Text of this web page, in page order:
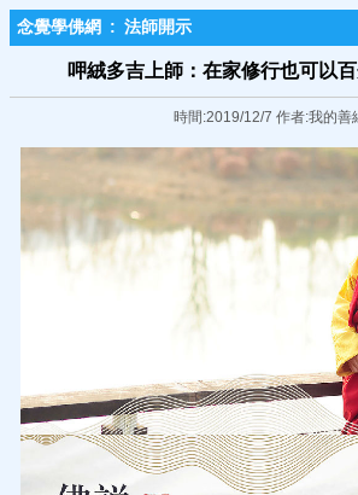
念覺學佛網 : 法師開示
呷絨多吉上師：在家修行也可以
時間:2019/12/7 作者:我的善